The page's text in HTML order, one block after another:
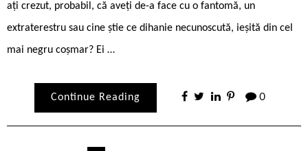
ați crezut, probabil, că aveți de-a face cu o fantomă, un
extraterestru sau cine știe ce dihanie necunoscută, ieșită din cel
mai negru coșmar? Ei …
Continue Reading 0